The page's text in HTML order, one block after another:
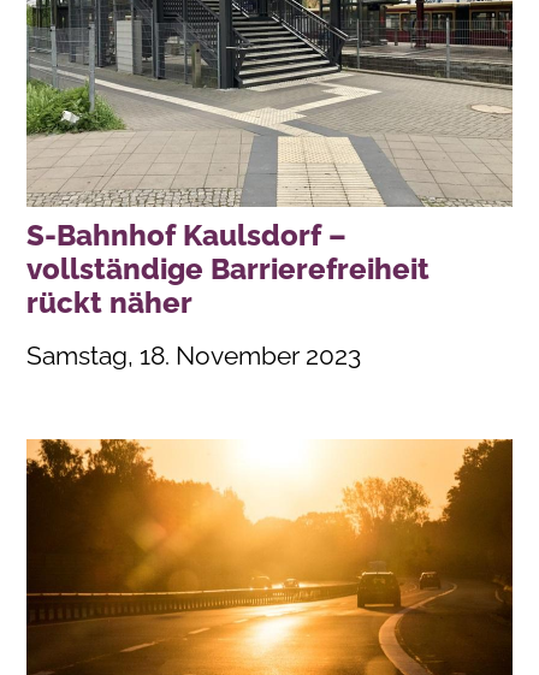
S-Bahnhof Kaulsdorf –
vollständige Barrierefreiheit
rückt näher
Samstag, 18. November 2023